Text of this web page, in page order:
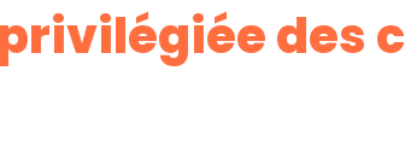
des